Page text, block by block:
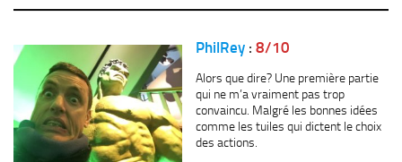
PhilRey : 8/10
Alors que dire? Une première partie
qui ne m’a vraiment pas trop
convaincu. Malgré les bonnes idées
comme les tuiles qui dictent le choix
des actions.